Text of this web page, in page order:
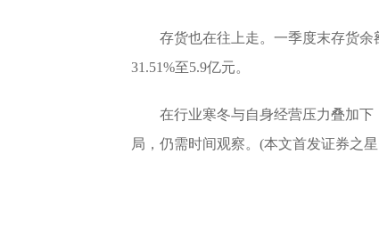
存货也在往上走。一季度末存货余
31.51%至5.9亿元。
在行业寒冬与自身经营压力叠加
局，仍需时间观察。(本文首发证券之